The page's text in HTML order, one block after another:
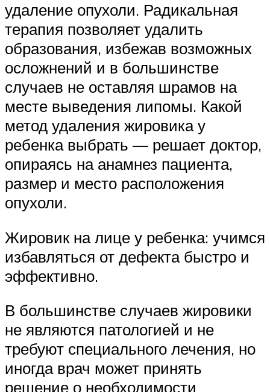
удаление опухоли. Радикальная
терапия позволяет удалить
образования, избежав возможных
осложнений и в большинстве
случаев не оставляя шрамов на
месте выведения липомы. Какой
метод удаления жировика у
ребенка выбрать — решает доктор,
опираясь на анамнез пациента,
размер и место расположения
опухоли.
Жировик на лице у ребенка: учимся
избавляться от дефекта быстро и
эффективно.
В большинстве случаев жировики
не являются патологией и не
требуют специального лечения, но
иногда врач может принять
решение о необходимости